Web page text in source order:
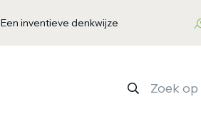
Een inventieve denkwijze